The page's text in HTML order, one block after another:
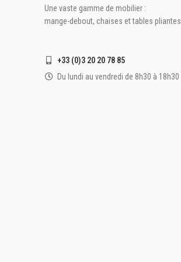
Une vaste gamme de mobilier :
mange-debout, chaises et tables pliantes
+33 (0)3 20 20 78 85
Du lundi au vendredi de 8h30 à 18h30